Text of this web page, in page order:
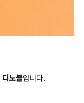
디노블입니다.